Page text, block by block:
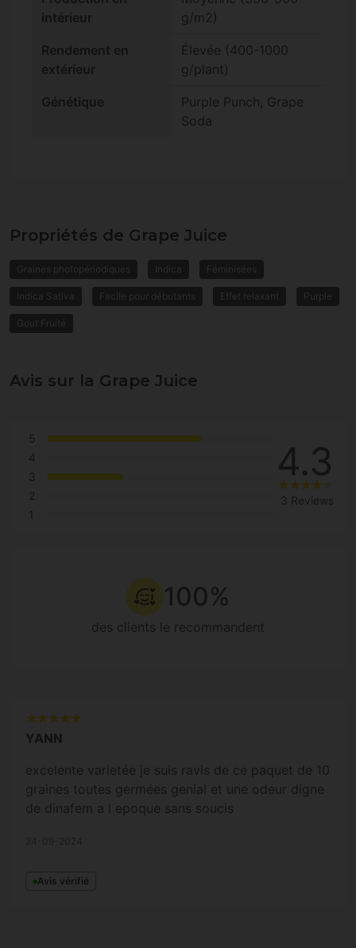
intérieur
g/m2)
Rendement en
extérieur
Élevée (400-1000
g/plant)
Génétique
Purple Punch, Grape
Soda
Propriétés de Grape Juice
Graines photopériodiques Indica Féminisées
Indica Sativa Facile pour débutants Effet relaxant Purple
Gout Fruité
Avis sur la Grape Juice
5
4
3
2
1
4.3
3 Reviews
100%
des clients le recommandent
YANN
excelente varietée je suis ravis de ce paquet de 10
graines toutes germées genial et une odeur digne
de dinafem a l epoque sans soucis
Avis vérifié